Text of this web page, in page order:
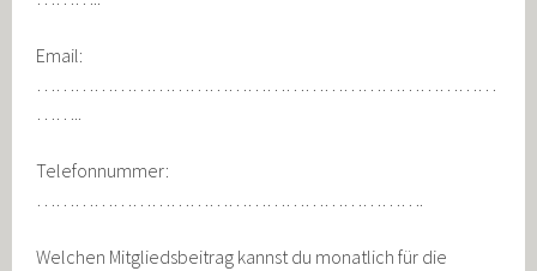
Email:
Telefonnummer:
Welchen Mitgliedsbeitrag kannst du monatlich für die